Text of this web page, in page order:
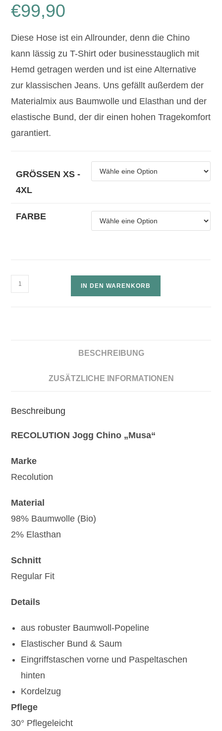
€99,90
Diese Hose ist ein Allrounder, denn die Chino
kann lässig zu T-Shirt oder businesstauglich mit
Hemd getragen werden und ist eine Alternative
zur klassischen Jeans. Uns gefällt außerdem der
Materialmix aus Baumwolle und Elasthan und der
elastische Bund, der dir einen hohen Tragekomfort
garantiert.
GRÖSSEN XS - 4
XL
FARBE
IN DEN WARENKORB
BESCHREIBUNG
ZUSÄTZLICHE INFORMATIONEN
Beschreibung
RECOLUTION Jogg Chino „Musa“
Marke
Recolution
Material
98% Baumwolle (Bio)
2% Elasthan
Schnitt
Regular Fit
Details
aus robuster Baumwoll-Popeline
Elastischer Bund & Saum
Eingriffstaschen vorne und Paspeltaschen
hinten
Kordelzug
Pflege
30° Pflegeleicht